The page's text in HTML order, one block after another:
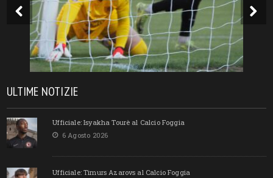
ULTIME NOTIZIE
Ufficiale: Isyakha Tourè al Calcio Foggia
6 Agosto 2026
Ufficiale: Timurs Azarovs al Calcio Foggia